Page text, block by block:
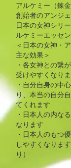
アルケミー（錬
創始者のアンジ
日本の女神シリ
ルケミーエッセ
＜日本の女神・
主な効果＞
・各女神との繋
受けやすくなり
・自分自身の中
り、本当の自分
てくれます
・日本人の内な
なります
・日本人のもつ
しやすくなりま
り）